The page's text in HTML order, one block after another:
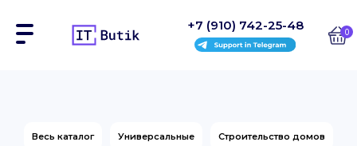
+7 (910) 742-25-48 0
Весь каталог Универсальные Строительство домов